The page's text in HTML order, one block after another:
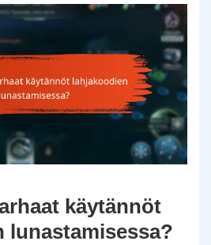
käytännöt
lunastamisessa?